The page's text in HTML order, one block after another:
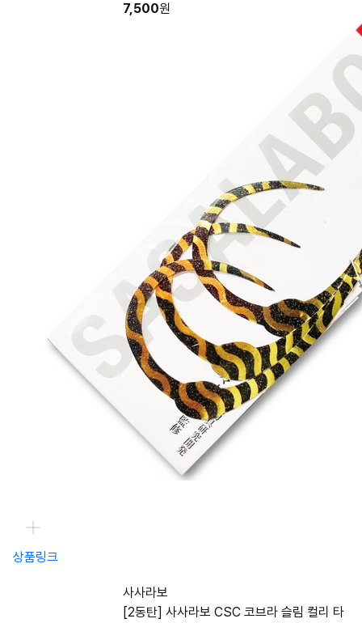
7,500원
상품링크
사사라보
[2동탄] 사사라보 CSC 코브라 슬림 컬리 타